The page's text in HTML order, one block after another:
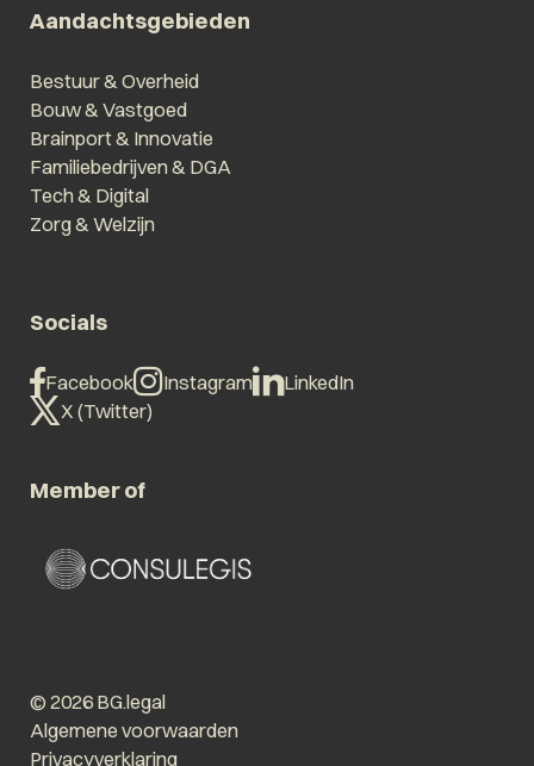
Aandachtsgebieden
Bestuur & Overheid
Bouw & Vastgoed
Brainport & Innovatie
Familiebedrijven & DGA
Tech & Digital
Zorg & Welzijn
Socials
Facebook Instagram
LinkedIn
X (Twitter)
Member of
© 2026 BG.legal
Algemene voorwaarden
Privacyverklaring